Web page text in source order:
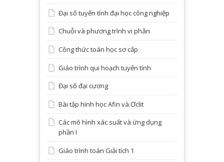
Đại số tuyến tính đại học công nghiệp
Chuỗi và phương trình vi phân
Công thức toán học sơ cấp
Giáo trình qui hoạch tuyến tính
Đại số đại cương
Bài tập hình học Afin và Ơclit
Các mô hình xác suất và ứng dụng
phần I
Giáo trình toán Giải tích 1